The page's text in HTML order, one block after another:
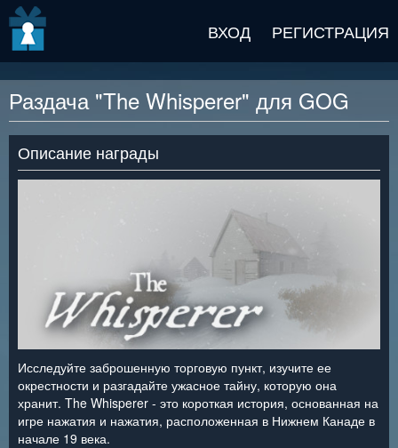
ВХОД РЕГИСТРАЦИЯ
Раздача "The Whisperer" для GOG
Описание награды
Исследуйте заброшенную торговую пункт, изучите ее
окрестности и разгадайте ужасное тайну, которую она
хранит. The Whisperer - это короткая история, основанная на
игре нажатия и нажатия, расположенная в Нижнем Канаде в
начале 19 века.